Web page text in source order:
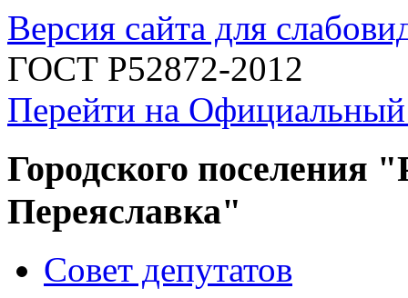
Версия сайта для
ГОСТ Р52872-2012
Перейти на
Городского поселения
Переяславка"
Совет депутатов